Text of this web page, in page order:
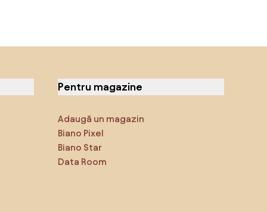
Pentru magazine
Adaugă un magazin
Biano Pixel
Biano Star
Data Room